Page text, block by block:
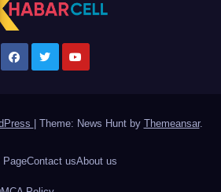
Theme: News Hunt by Themeansar.
PageContact usAbout us